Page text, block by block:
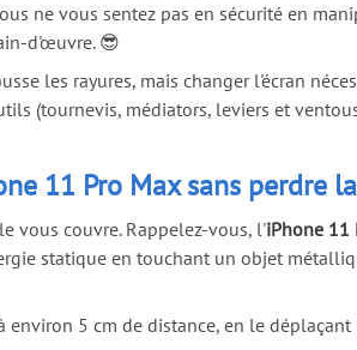
ne vous sentez pas en sécurité en
d'œuvre. 😎
les rayures, mais changer l'écran
(tournevis, médiators, leviers et
11 Pro Max sans perdre
vous couvre. Rappelez-vous, l'iPhone 11
statique en touchant un objet
5 cm de distance, en le